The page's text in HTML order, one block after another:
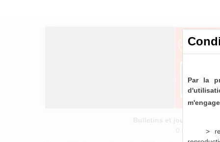
0 notice
Par la
>